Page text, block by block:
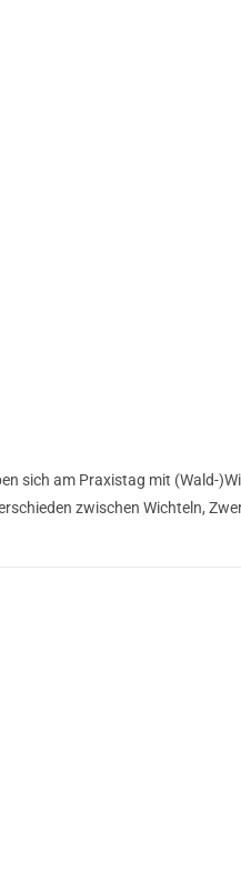
sich am Praxistag mit (Wald-
zwischen Wichteln,